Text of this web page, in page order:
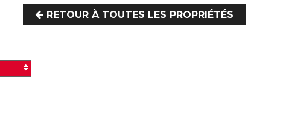
RETOUR À TOUTES LES PROPRIÉTÉS